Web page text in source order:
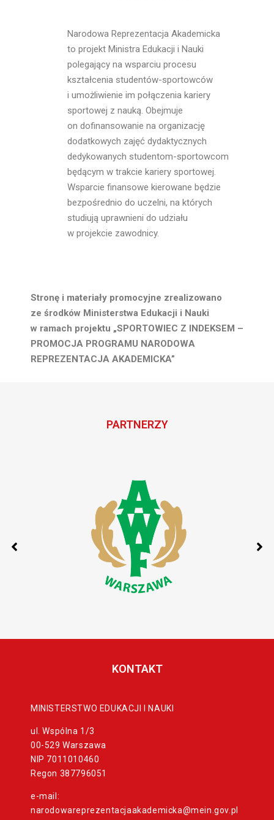
Narodowa Reprezentacja Akademicka
to projekt Ministra Edukacji i Nauki
polegający na wsparciu procesu
kształcenia studentów-sportowców
i umożliwienie im połączenia kariery
sportowej z nauką. Obejmuje
on dofinansowanie na organizację
dodatkowych zajęć dydaktycznych
dedykowanych studentom-sportowcom
będącym w trakcie kariery sportowej.
Wsparcie finansowe kierowane będzie
bezpośrednio do uczelni, na których
studiują uprawnieni do udziału
w projekcie zawodnicy.
Stronę i materiały promocyjne zrealizowano
ze środków Ministerstwa Edukacji i Nauki
w ramach projektu „SPORTOWIEC Z INDEKSEM –
PROMOCJA PROGRAMU NARODOWA
REPREZENTACJA AKADEMICKA”
PARTNERZY
KONTAKT
MINISTERSTWO EDUKACJI I NAUKI
ul. Wspólna 1/3
00-529 Warszawa
NIP 7011010460
Regon 387796051
e-mail:
narodowareprezentacjaakademicka@mein.gov.pl